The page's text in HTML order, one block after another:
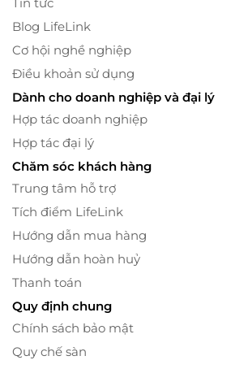
Blog LifeLink
Cơ hội nghề nghiệp
Điều khoản sử dụng
Dành cho doanh nghiệp và đại lý
Hợp tác doanh nghiệp
Hợp tác đại lý
Chăm sóc khách hàng
Trung tâm hỗ trợ
Tích điểm LifeLink
Hướng dẫn mua hàng
Hướng dẫn hoàn huỷ
Thanh toán
Quy định chung
Chính sách bảo mật
Quy chế sàn